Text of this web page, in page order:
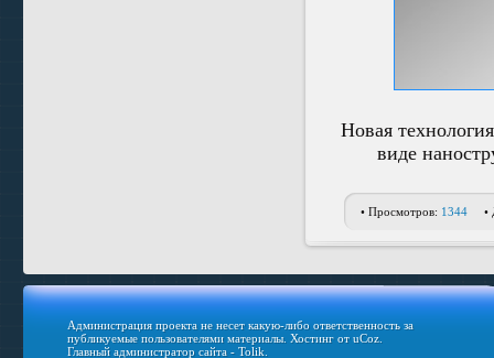
Новая
виде
• Просмотров: 1344 •
Администрация проекта не несет какую-либо ответственность за
публикуемые пользователями материалы. Хостинг отuCoz.
Главный администратор сайта - Tolik.